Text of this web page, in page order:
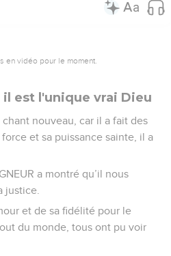
en vidéo pour le moment.
est l'unique vrai Dieu
chant nouveau, car il a fait des
et sa puissance sainte, il a
a montré qu’il nous
justice.
et de sa fidélité pour le
du monde, tous ont pu voir